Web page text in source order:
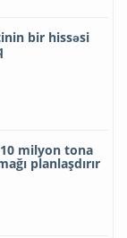
bir hissəsi
10 milyon tona
planlaşdırır